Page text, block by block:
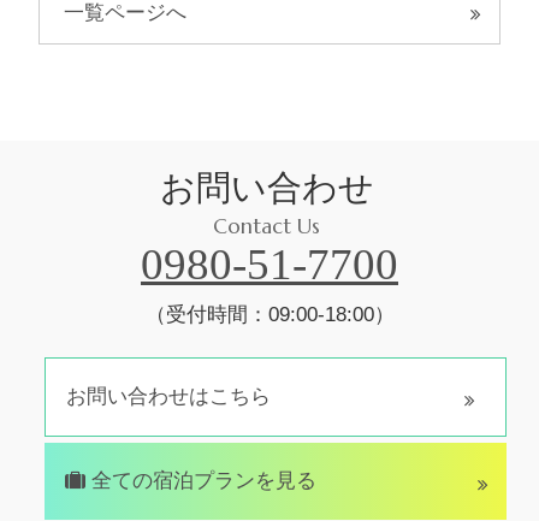
一覧ページへ
お問い合わせ
Contact Us
0980-51-7700
（受付時間：09:00-18:00）
お問い合わせはこちら
全ての宿泊プランを見る